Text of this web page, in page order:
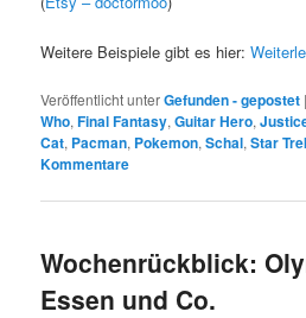
Weitere Beispiele gibt es hier:
Veröffentlicht unterGefunden - gepostet
Who,Final Fantasy,Guitar Hero,
Cat, Pacman, Pokemon,Schal,Star
Kommentare
Wochenrückblick:
Essen und Co.